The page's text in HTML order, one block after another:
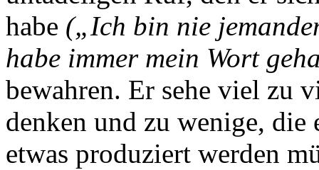
habe („Ich bin nie
habe immer mein Wort
bewahren. Er sehe viel zu
denken und zu wenige, die
etwas produziert werden